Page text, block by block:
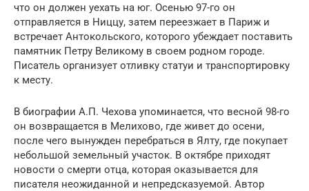
что он должен уехать на юг. Осенью 97-го он
отправляется в Ниццу, затем переезжает в Париж и
встречает Антокольского, которого убеждает поставить
памятник Петру Великому в своем родном городе.
Писатель организует отливку статуи и транспортировку
к месту.
В биографии А.П. Чехова упоминается, что весной 98-го
он возвращается в Мелихово, где живет до осени,
после чего вынужден перебраться в Ялту, где покупает
небольшой земельный участок. В октябре приходят
новости о смерти отца, которая оказывается для
писателя неожиданной и непредсказуемой. Автор